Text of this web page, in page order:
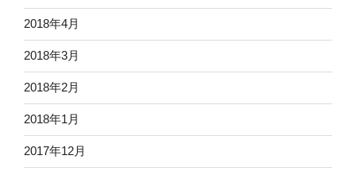
2018年4月
2018年3月
2018年2月
2018年1月
2017年12月